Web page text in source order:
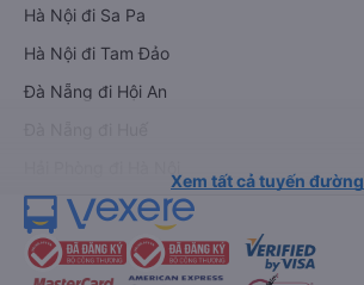
Hà Nội đi Sa Pa
Hà Nội đi Tam Đảo
Đà Nẵng đi Hội An
Xem tất cả tuyến đường